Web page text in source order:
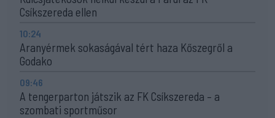
Csíkszereda ellen
10:24
Aranyérmek sokaságával tért haza Kőszegről a
Godako
09:46
A tengerparton játszik az FK Csíkszereda – a
szombati sportműsor